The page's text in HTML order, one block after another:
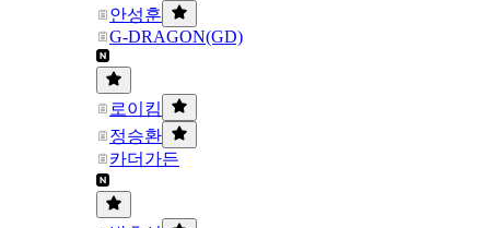
안성훈
G-DRAGON(GD)
로이킴
정승환
카더가든